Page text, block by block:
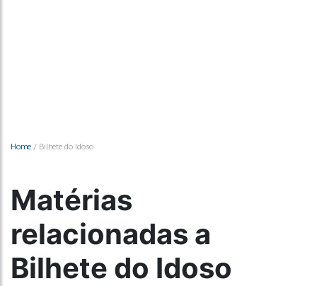
Home / Bilhete do Idoso
Matérias
relacionadas a
Bilhete do Idoso